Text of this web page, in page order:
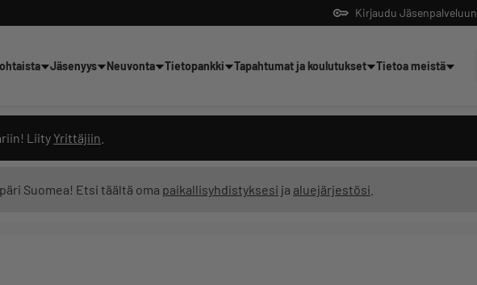
Kirjaudu Jäsenpalveluun
Jäsenyys Neuvonta Tietopankki Tapahtumat ja koulutukset Tietoa meistä
Liity Yrittäjiin
Suomea! Etsi täältä oma paikallisyhdistyksesi ja aluejärjestösi
kysy suoraan Yrittäjien tekoälyltä